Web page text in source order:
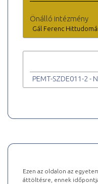
Önálló intézmény
Gál Ferenc
PEMT-SZDE011-2
Ezen az oldalon az
áttöltésre, ennek